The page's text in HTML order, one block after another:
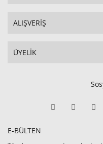
ALIŞVERİŞ
ÜYELİK
E-BÜLTEN